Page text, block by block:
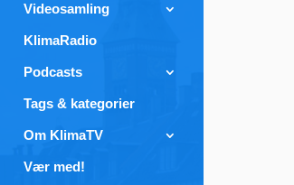
Videosamling
KlimaRadio
Podcasts
Tags & kategorier
Om KlimaTV
Vær med!